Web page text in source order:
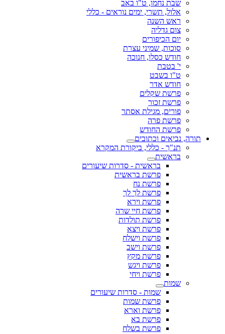
שבת נחמו, ט"ו באב
אלול, תשרי, ימים נוראים - כללי
ראש השנה
צום גדליה
יום הכיפורים
סוכות, שמיני עצרת
חודש כסלו, חנוכה
י' בטבת
ט"ו בשבט
חודש אדר
פרשת שקלים
פרשת זכור
פורים, מגילת אסתר
פרשת פרה
פרשת החודש
תורה, נביאים וכתובים
תנ"ך - כללי, ביקורת המקרא
בראשית
בראשית - סדרות שיעורים
פרשת בראשית
פרשת נח
פרשת לך לך
פרשת וירא
פרשת חיי שרה
פרשת תולדות
פרשת ויצא
פרשת וישלח
פרשת וישב
פרשת מקץ
פרשת ויגש
פרשת ויחי
שמות
שמות - סדרות שיעורים
פרשת שמות
פרשת וארא
פרשת בא
פרשת בשלח